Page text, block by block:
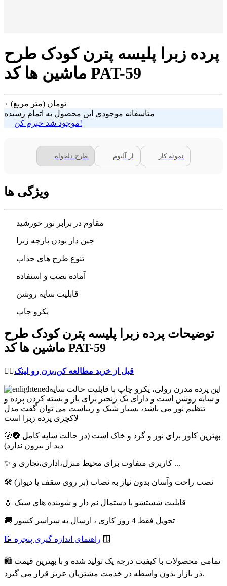
پرده زبرا پلیسه پترن کودک طرح
ماشین ها کد PAT-59
۰ تومان (متر مربع)
متاسفانه موجودی این محصول به اتمام رسیده
موجود شد خبرم کن!
طرح دلخواه از آلبوم نمونه کار
ویژگی ها
مقاوم در برابر نور خورشید
چین دار بودن پارچه زبرا
تنوع طرح های جذاب
آماده نصب و استفاده
قابلیت سایه روشن
یکرو چاپ
توضیحات پرده زبرا پلیسه پترن کودک طرح
ماشین ها کد PAT-59
👈🏻قبل از خرید مطالعه کن،بزن رو لینک
این پرده مدرن رولی، یکرو چاپ با قابلیت حالت سایه
و سایه روشن است و دارای یک زنجیر برای باز و بسته کردن پرده و
تنظیم نور می باشد، بسیار شیک و زیباست می توان گفت مدل
لاکچری پرده زبرا است
🌝🌚 بهترین کاور برای نور و گرد و خاک است (در حالت سایه کامل
دید از بیرون ندارد)
✨ کاربری متفاوت برای محیط منزل،اداری،تجاری و ...
🛠 نصب راحت وآسان بدون نیاز به نصاب (بر روی سقف یا دیوار)
💧 قابلیت شستشو با دستمال نم دار و شوینده های سبک
🚚 تحویل فقط 4 روز کاری ، ارسال به سراسر کشور
📝 راهنمای اندازه گیری پنجره 🪟
🛍 تمامی محصولات با کیفیت درجه یک تولید شده و با بهترین قیمت
در بازار بدون واسطه در خدمت مشتریان عزیز قرار می گیرد.